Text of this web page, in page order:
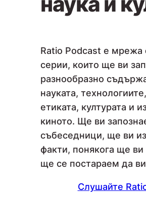
Ratio Podcast е мрежа
серии, които ще ви
разнообразно
науката,
етиката, културата и
киното. Ще ви
събеседници, ще ви
факти, понякога ще
ще се постараем да
Слушайте